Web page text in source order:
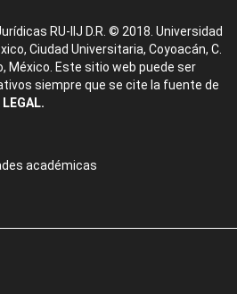
RU-IIJ D.R. © 2018. Universidad
Ciudad Universitaria, Coyoacán, C.
México. Este sitio web puede ser
siempre que se cite la fuente de
LEGAL.
académicas